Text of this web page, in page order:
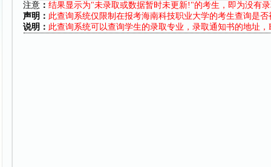
注意 ：结果显示为"未录取或数据暂时未更新!"的考生，即为没有
声明： 此查询系统仅限制在报考海南科技职业大学的考生查询是
说明： 此查询系统可以查询学生的录取专业，录取通知书的地址，